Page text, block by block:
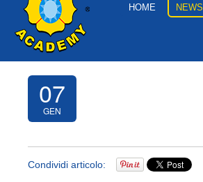
HOME NEWS
07
GEN
Condividi articolo: